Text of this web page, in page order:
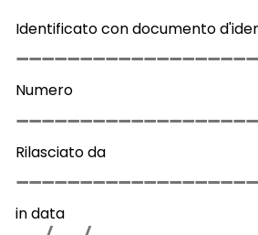
Identificato con documento
Numero
Rilasciato da
in data